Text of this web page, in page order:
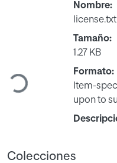
Cargando...
Nombre:
license.txt
Tamaño:
1.27 KB
Formato:
Item-
upon to
Colecciones